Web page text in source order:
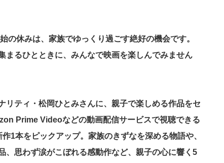
の休みは、家族でゆっくり過ごす絶好の機会です。
まるひとときに、みんなで映画を楽しんでみません
リティ・松岡ひとみさんに、親子で楽しめる作品をセ
Prime Videoなどの動画配信サービスで視聴できる
1本をピックアップ。家族のきずなを深める物語や、
、思わず涙がこぼれる感動作など、親子の心に響く5